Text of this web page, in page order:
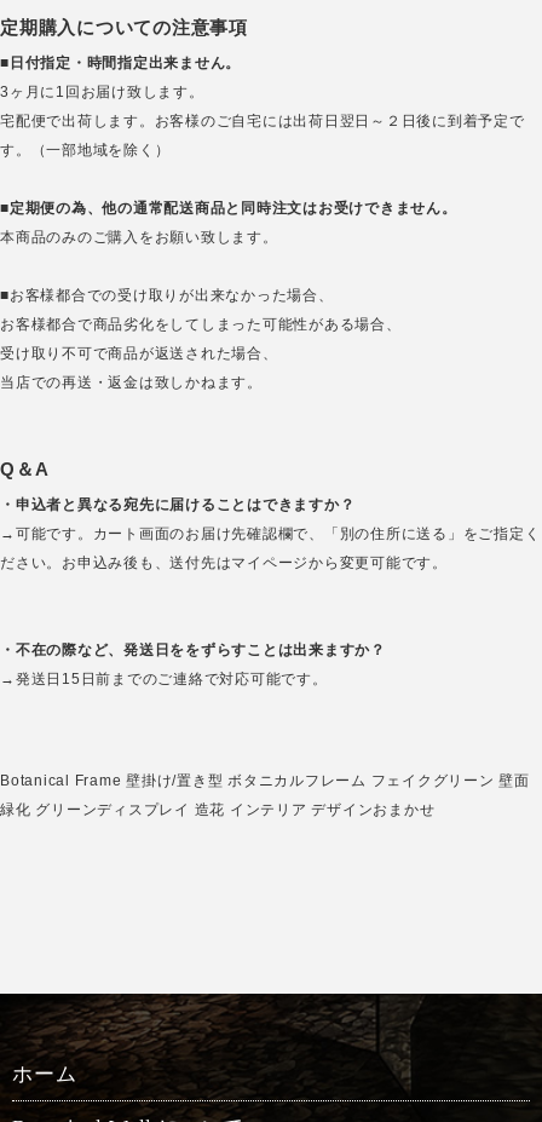
定期購入についての注意事項
■ 日付指定・時間指定出来ません。
3ヶ月に1回お届け致します。
宅配便で出荷します。お客様のご自宅には出荷日翌日～２日後に到着予定で
す。（一部地域を除く）
■定期便の為、他の通常配送商品と同時注文はお受けできません。
本商品のみのご購入をお願い致します。
■お客様都合での受け取りが出来なかった場合、
お客様都合で商品劣化をしてしまった可能性がある場合、
受け取り不可で商品が返送された場合、
当店での再送・返金は致しかねます。
Q＆A
・申込者と異なる宛先に届けることはできますか？
→可能です。カート画面のお届け先確認欄で、「別の住所に送る」をご指定く
ださい。お申込み後も、送付先はマイページから変更可能です。
・不在の際など、発送日ををずらすことは出来ますか？
→発送日15日前までのご連絡で対応可能です。
Botanical Frame 壁掛け/置き型 ボタニカルフレーム フェイクグリーン 壁面
緑化 グリーンディスプレイ 造花 インテリア デザインおまかせ
ホーム